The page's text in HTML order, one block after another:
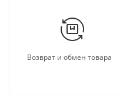
Возврат и обмен товара